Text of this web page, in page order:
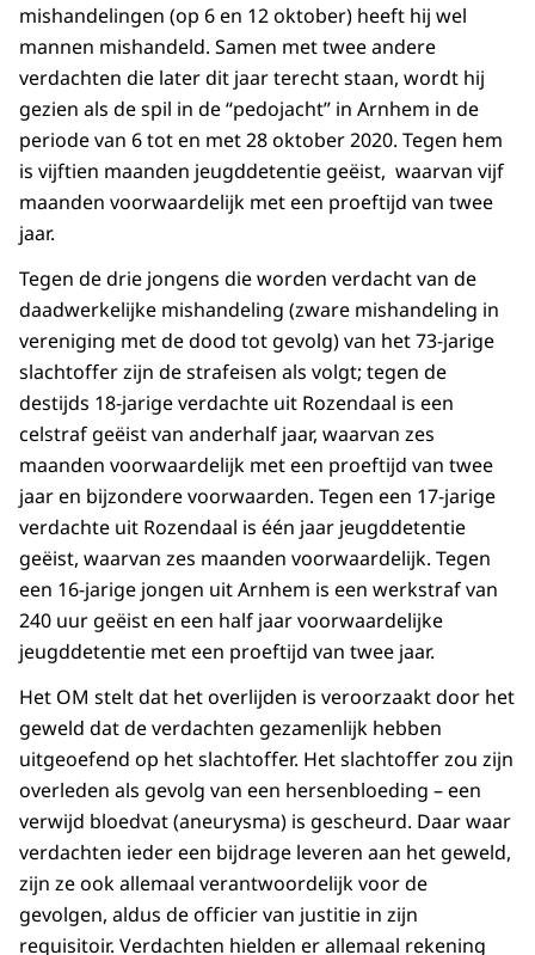
mishandelingen (op 6 en 12 oktober) heeft hij wel
mannen mishandeld. Samen met twee andere
verdachten die later dit jaar terecht staan, wordt hij
gezien als de spil in de “pedojacht” in Arnhem in de
periode van 6 tot en met 28 oktober 2020. Tegen hem
is vijftien maanden jeugddetentie geëist, waarvan vijf
maanden voorwaardelijk met een proeftijd van twee
jaar.
Tegen de drie jongens die worden verdacht van de
daadwerkelijke mishandeling (zware mishandeling in
vereniging met de dood tot gevolg) van het 73-jarige
slachtoffer zijn de strafeisen als volgt; tegen de
destijds 18-jarige verdachte uit Rozendaal is een
celstraf geëist van anderhalf jaar, waarvan zes
maanden voorwaardelijk met een proeftijd van twee
jaar en bijzondere voorwaarden. Tegen een 17-jarige
verdachte uit Rozendaal is één jaar jeugddetentie
geëist, waarvan zes maanden voorwaardelijk. Tegen
een 16-jarige jongen uit Arnhem is een werkstraf van
240 uur geëist en een half jaar voorwaardelijke
jeugddetentie met een proeftijd van twee jaar.
Het OM stelt dat het overlijden is veroorzaakt door het
geweld dat de verdachten gezamenlijk hebben
uitgeoefend op het slachtoffer. Het slachtoffer zou zijn
overleden als gevolg van een hersenbloeding – een
verwijd bloedvat (aneurysma) is gescheurd. Daar waar
verdachten ieder een bijdrage leveren aan het geweld,
zijn ze ook allemaal verantwoordelijk voor de
gevolgen, aldus de officier van justitie in zijn
requisitoir. Verdachten hielden er allemaal rekening